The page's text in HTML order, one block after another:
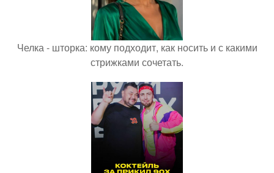
Челка - шторка: кому подходит, как носить и с какими
стрижками сочетать.